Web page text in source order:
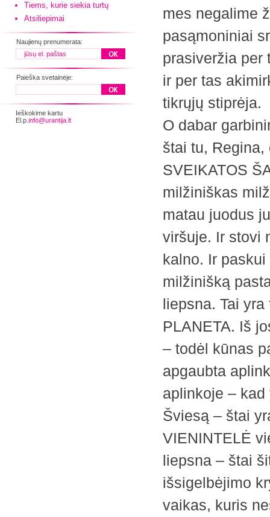
Tiems, kurie siekia turtų
Atsiliepimai
Naujienų prenumerata:
Paieška svetainėje:
Ieškokime kartu
El.p. info@urantija.lt
mes negalime
pasąmoniniai
prasiveržia per
ir per tas
tikrųjų stiprėja.
O dabar
štai tu,
SVEIKATOS
milžiniškas
matau juodus
viršuje. Ir stovi
kalno. Ir
milžinišką
liepsna. Tai
PLANETA. Iš
– todėl kūnas
apgaubta
aplinkoje –
Šviesą – štai
VIENINTELĖ
liepsna – štai
išsigelbėjimo
vaikas, kuris